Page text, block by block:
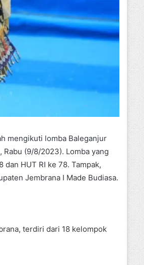
mengikuti lomba Baleganjur
(9/8/2023). Lomba yang
HUT RI ke 78. Tampak,
Jembrana I Made Budiasa.
terdiri dari 18 kelompok